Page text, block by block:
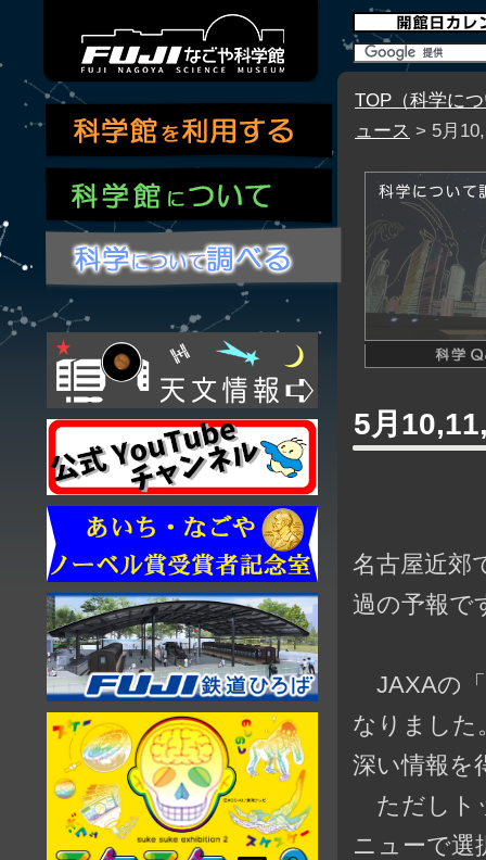
TOP（科学に
ュース > 5月
5月
名古屋近郊
過の予報で
JAXAの「
なりました
深い情報を
ただしト
ニューで選